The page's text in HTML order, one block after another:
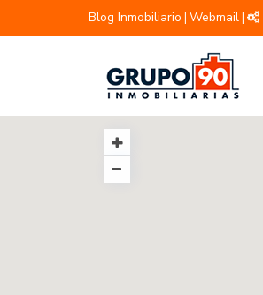
Blog Inmobiliario | Webmail|